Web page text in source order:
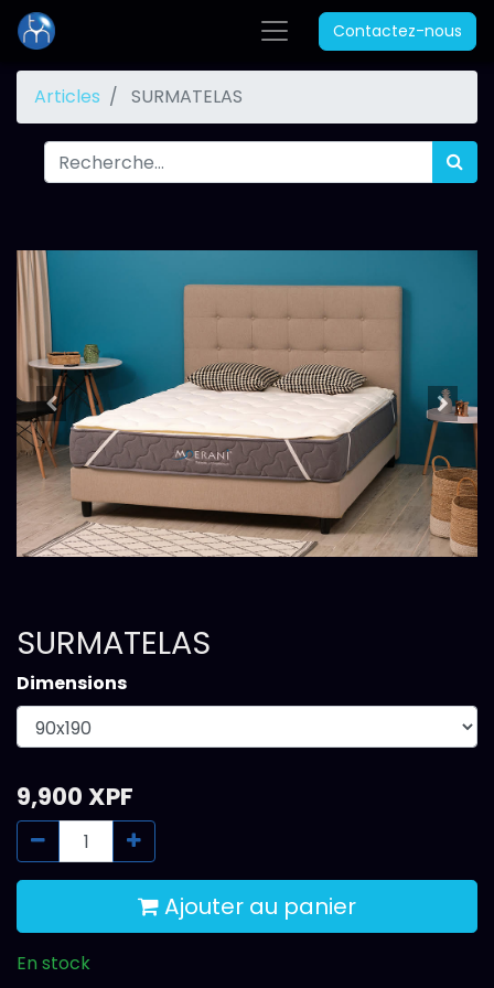
Contactez-nous
Articles SURMATELAS
SURMATELAS
Dimensions
9,900XPF
Ajouter au panier
En stock